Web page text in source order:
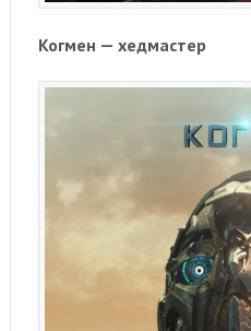
Когмен — хедмастер